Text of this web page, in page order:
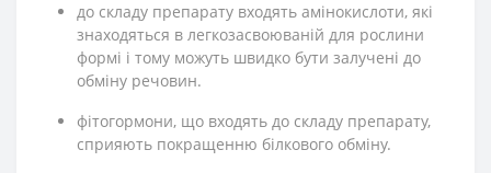
до складу препарату входять амінокислоти, які
знаходяться в легкозасвоюваній для рослини
формі і тому можуть швидко бути залучені до
обміну речовин.
фітогормони, що входять до складу препарату,
сприяють покращенню білкового обміну.